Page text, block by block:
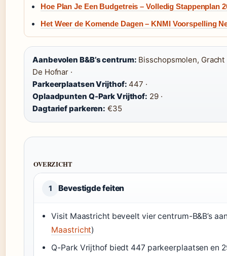
Hoe Plan Je Een Budgetreis – Volledig Stappenplan
Het Weer de Komende Dagen – KNMI Voorspelling
Aanbevolen B&B’s centrum: Bisschopsmolen, Gracht
De Hofnar ·
Parkeerplaatsen Vrijthof: 447 ·
Oplaadpunten Q-Park Vrijthof: 29 ·
Dagtarief parkeren: €35
OVERZICHT
1 Bevestigde feiten
Visit Maastricht beveelt vier centrum-B&B’s
Maastricht)
Q-Park Vrijthof biedt 447 parkeerplaatsen en